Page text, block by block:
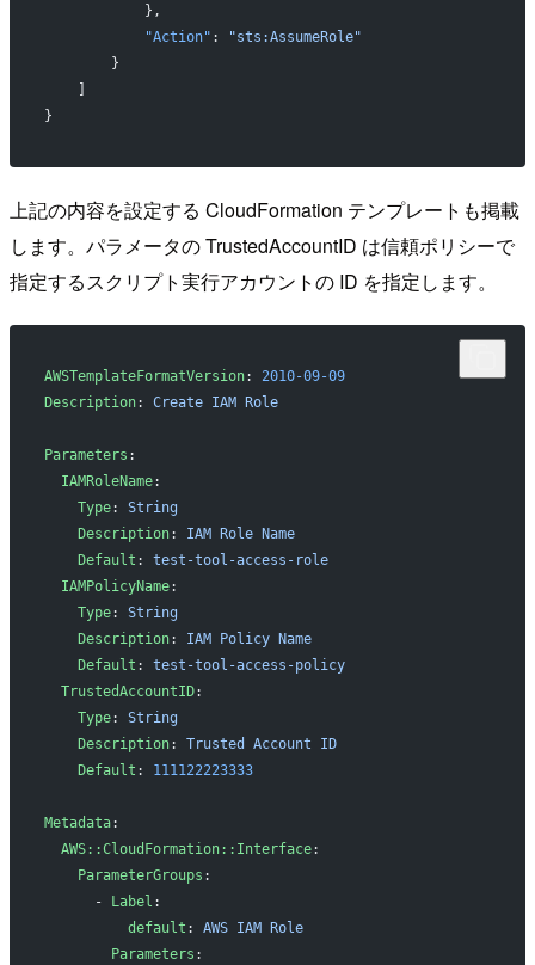
            },
            "Action"
:
"sts:AssumeRole"
        }
}
上記の内容を設定する CloudFormation テンプレートも掲載
します。パラメータの TrustedAccountID は信頼ポリシーで
指定するスクリプト実行アカウントの ID を指定します。
AWSTemplateFormatVersion: 2010-09-09
Description: Create IAM Role
Parameters :
  IAMRoleName
:
    Type
: String
    Description
: IAM Role Name
    Default
: test-tool-access-role
  IAMPolicyName
:
    Type
: String
    Description
: IAM Policy Name
    Default
: test-tool-access-policy
  TrustedAccountID
:
    Type
: String
    Description
: Trusted Account ID
    Default
: 111122223333
Metadata:
  AWS::CloudFormation::Interface
:
    ParameterGroups
:
      -
Label :
          default
: AWS IAM Role
        Parameters
: